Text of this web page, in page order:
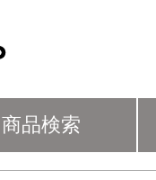
商品検索